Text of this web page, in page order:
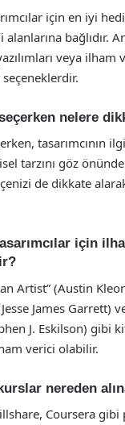
için en iyi
alanlarına bağlıdır.
veya
nelere
tasarımcının
tarzını göz
de dikkate
için
Artist” (Austin
James Garrett)
J. Eskilson) gibi
verici olabilir.
nereden
Coursera